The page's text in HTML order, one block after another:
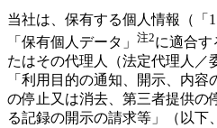
当社は、保有する個人情報（「
「保有個人データ」 注2に適合す
たはその代理人（法定代理人／
「利用目的の通知、開示、内
の停止又は消去、第三者提供の
る記録の開示の請求等」（以下